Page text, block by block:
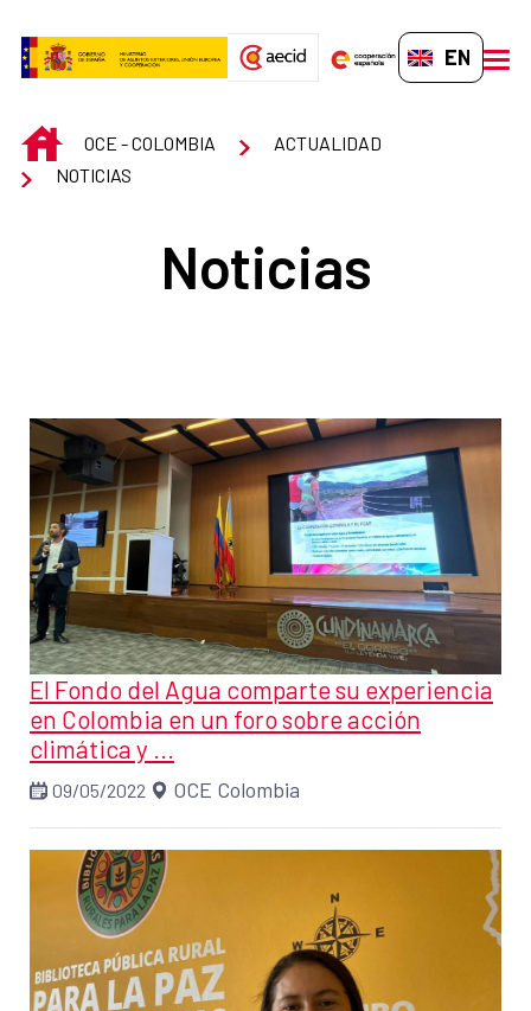
EN-GB
INICIOOCE - COLOMBIA
ACTUALIDAD
NOTICIAS
Noticias
El Fondo del Agua comparte su experiencia
en Colombia en un foro sobre acción
climática y ...
09/05/2022 OCE Colombia